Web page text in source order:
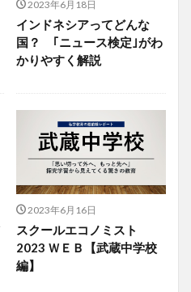
2023年6月18日
インドネシアってどんな
国？ ｢ニュース検定｣がわ
かりやすく解説
2023年6月16日
スクールエコノミスト
2023 ＷＥＢ【武蔵中学校
編】